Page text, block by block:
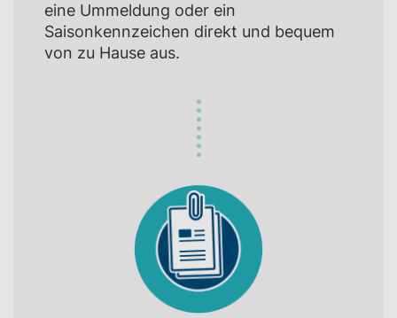
eine Ummeldung oder ein
Saisonkennzeichen direkt und bequem
von zu Hause aus.